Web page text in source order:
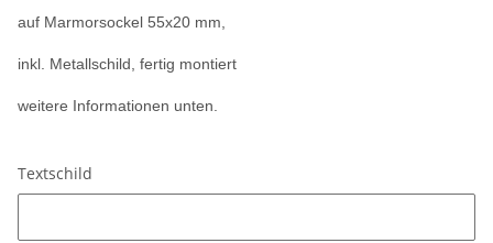
auf Marmorsockel 55x20 mm,
inkl. Metallschild, fertig montiert
weitere Informationen unten.
Textschild